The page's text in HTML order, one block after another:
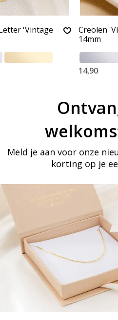
'Vintage
Creolen
14mm
14,90
stay in touch
lid van onze mailinglijst
Sieraden
Bellen of WhatsApp Ma-Vr
tussen 09:00-17:00
Meld je aan voor onze
korting op je